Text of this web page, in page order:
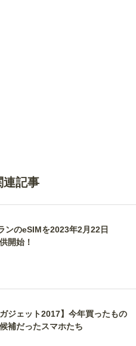
連記事
ンのeSIMを2023年2月22日
開始！
ガジェット2017】今年買ったもの
補だったスマホたち